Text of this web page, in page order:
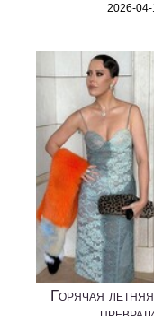
2026-
Горячая